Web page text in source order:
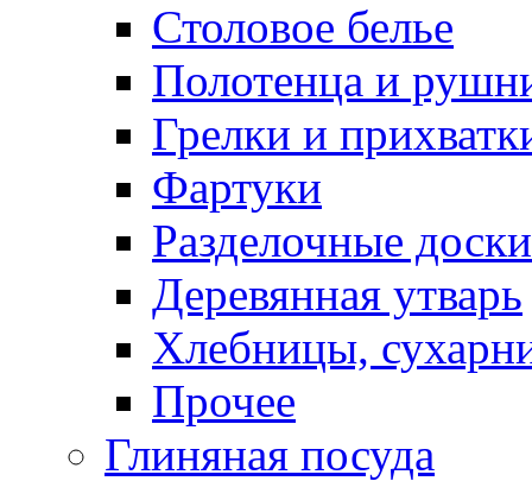
Столовое белье
Полотенца и
Грелки и
Фартуки
Разделочные доски
Деревянная утварь
Хлебницы,
Прочее
Глиняная посуда